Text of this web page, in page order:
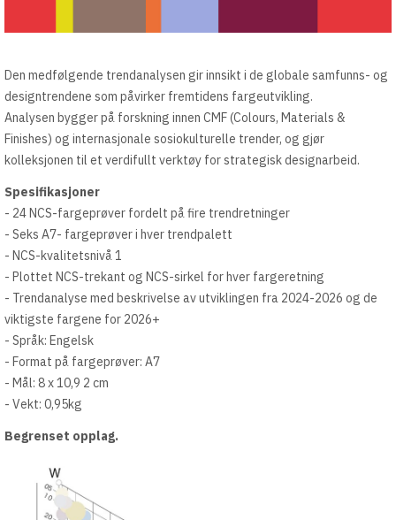
Den medfølgende trendanalysen gir innsikt i de globale samfunns- og
designtrendene som påvirker fremtidens fargeutvikling.
Analysen bygger på forskning innen CMF (Colours, Materials &
Finishes) og internasjonale sosiokulturelle trender, og gjør
kolleksjonen til et verdifullt verktøy for strategisk designarbeid.
Spesifikasjoner
- 24 NCS-fargeprøver fordelt på fire trendretninger
- Seks A7- fargeprøver i hver trendpalett
- NCS-kvalitetsnivå 1
- Plottet NCS-trekant og NCS-sirkel for hver fargeretning
- Trendanalyse med beskrivelse av utviklingen fra 2024-2026 og de
viktigste fargene for 2026+
- Språk: Engelsk
- Format på fargeprøver: A7
- Mål: 8 x 10,9 2 cm
- Vekt: 0,95kg
Begrenset opplag.